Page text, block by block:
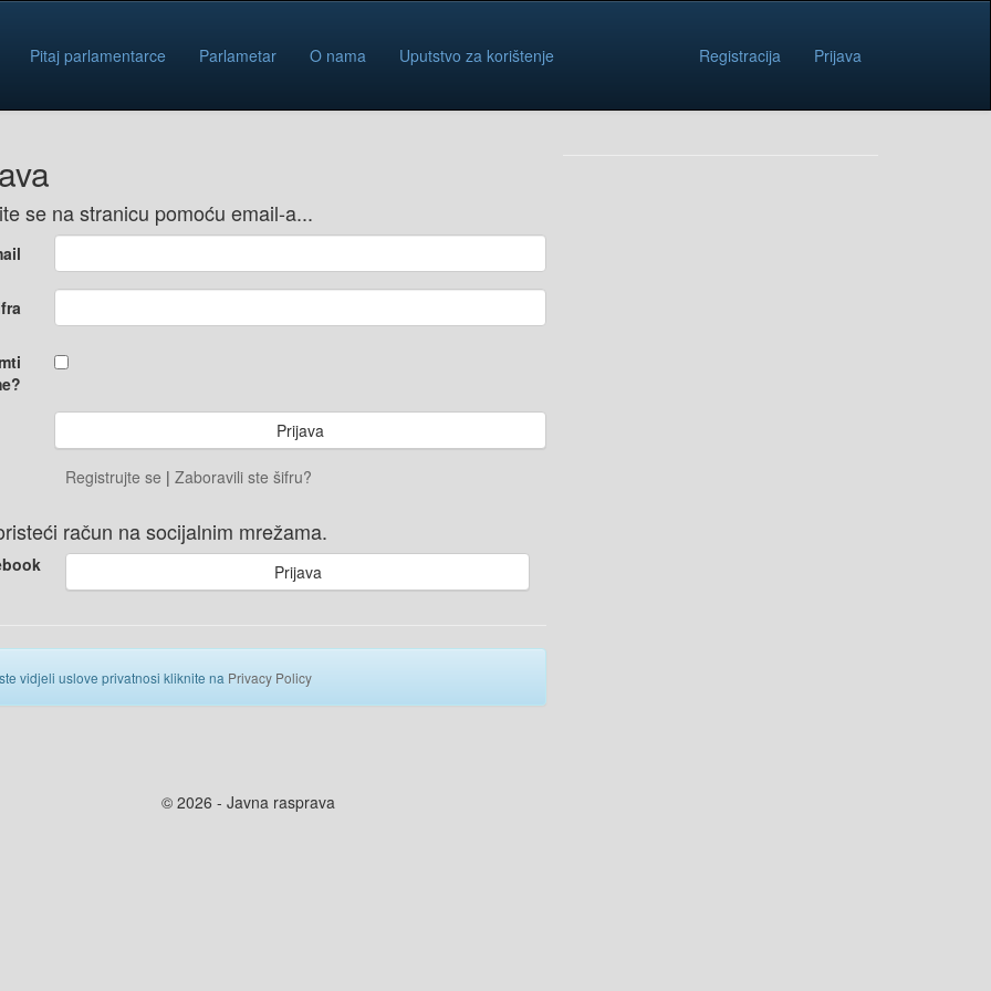
Pitaj parlamentarce Parlametar O nama Uputstvo za korištenje Registracija Prijava
se na stranicu pomoću email-a...
Registrujte se | Zaboravili ste šifru?
račun na socijalnim mrežama.
Prijava
vidjeli uslove privatnosi kliknite na Privacy Policy
© 2026 - Javna rasprava